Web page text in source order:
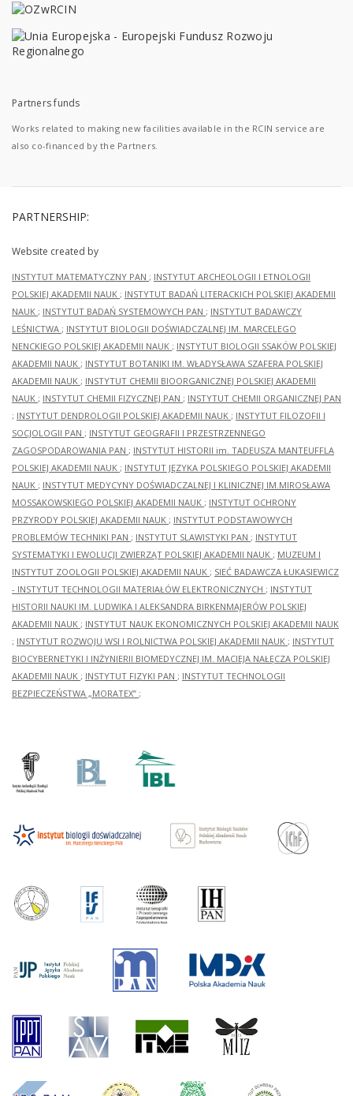
Partners funds
Works related to making new facilities available in the RCIN service are
also co-financed by the Partners.
PARTNERSHIP:
Website created by
INSTYTUT MATEMATYCZNY PAN ; INSTYTUT ARCHEOLOGII I ETNOLOGII
POLSKIEJ AKADEMII NAUK ; INSTYTUT BADAŃ LITERACKICH POLSKIEJ AKADEMII
NAUK ; INSTYTUT BADAŃ SYSTEMOWYCH PAN ; INSTYTUT BADAWCZY
LEŚNICTWA ; INSTYTUT BIOLOGII DOŚWIADCZALNEJ IM. MARCELEGO
NENCKIEGO POLSKIEJ AKADEMII NAUK ; INSTYTUT BIOLOGII SSAKÓW POLSKIEJ
AKADEMII NAUK ; INSTYTUT BOTANIKI IM. WŁADYSŁAWA SZAFERA POLSKIEJ
AKADEMII NAUK ; INSTYTUT CHEMII BIOORGANICZNEJ POLSKIEJ AKADEMII
NAUK ; INSTYTUT CHEMII FIZYCZNEJ PAN ; INSTYTUT CHEMII ORGANICZNEJ PAN
; INSTYTUT DENDROLOGII POLSKIEJ AKADEMII NAUK ; INSTYTUT FILOZOFII I
SOCJOLOGII PAN ; INSTYTUT GEOGRAFII I PRZESTRZENNEGO
ZAGOSPODAROWANIA PAN ; INSTYTUT HISTORII im. TADEUSZA MANTEUFFLA
POLSKIEJ AKADEMII NAUK ; INSTYTUT JĘZYKA POLSKIEGO POLSKIEJ AKADEMII
NAUK ; INSTYTUT MEDYCYNY DOŚWIADCZALNEJ I KLINICZNEJ IM.MIROSŁAWA
MOSSAKOWSKIEGO POLSKIEJ AKADEMII NAUK ; INSTYTUT OCHRONY
PRZYRODY POLSKIEJ AKADEMII NAUK ; INSTYTUT PODSTAWOWYCH
PROBLEMÓW TECHNIKI PAN ; INSTYTUT SLAWISTYKI PAN ; INSTYTUT
SYSTEMATYKI I EWOLUCJI ZWIERZĄT POLSKIEJ AKADEMII NAUK ; MUZEUM I
INSTYTUT ZOOLOGII POLSKIEJ AKADEMII NAUK ; SIEĆ BADAWCZA ŁUKASIEWICZ
- INSTYTUT TECHNOLOGII MATERIAŁÓW ELEKTRONICZNYCH ; INSTYTUT
HISTORII NAUKI IM. LUDWIKA I ALEKSANDRA BIRKENMAJERÓW POLSKIEJ
AKADEMII NAUK ; INSTYTUT NAUK EKONOMICZNYCH POLSKIEJ AKADEMII NAUK
; INSTYTUT ROZWOJU WSI I ROLNICTWA POLSKIEJ AKADEMII NAUK ; INSTYTUT
BIOCYBERNETYKI I INŻYNIERII BIOMEDYCZNEJ IM. MACIEJA NAŁĘCZA POLSKIEJ
AKADEMII NAUK ; INSTYTUT FIZYKI PAN ; INSTYTUT TECHNOLOGII
BEZPIECZEŃSTWA „MORATEX” ;